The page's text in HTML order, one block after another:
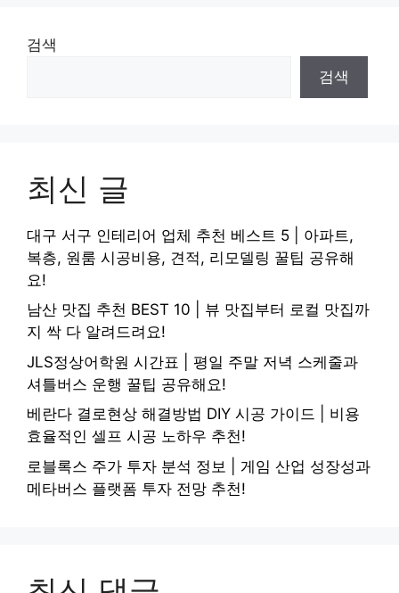
검색
검색
최신 글
대구 서구 인테리어 업체 추천 베스트 5 | 아파트,
복층, 원룸 시공비용, 견적, 리모델링 꿀팁 공유해
요!
남산 맛집 추천 BEST 10 | 뷰 맛집부터 로컬 맛집까
지 싹 다 알려드려요!
JLS정상어학원 시간표 | 평일 주말 저녁 스케줄과
셔틀버스 운행 꿀팁 공유해요!
베란다 결로현상 해결방법 DIY 시공 가이드 | 비용
효율적인 셀프 시공 노하우 추천!
로블록스 주가 투자 분석 정보 | 게임 산업 성장성과
메타버스 플랫폼 투자 전망 추천!